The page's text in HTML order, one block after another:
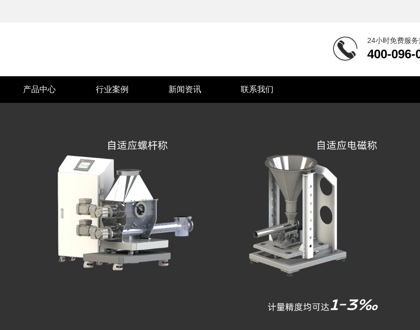
24小时免费服务
400-096-
产品中心 行业案例 新闻资讯 联系我们